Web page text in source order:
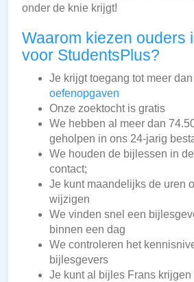
onder de knie krijgt!
Waarom kiezen ouders
voor StudentsPlus?
Je krijgt toegang tot meer dan
oefenopgaven
Onze zoektocht is gratis
We hebben al meer dan
geholpen in ons 24-jarig
We houden de bijlessen in
contact;
Je kunt maandelijks de uren
wijzigen
We vinden snel een
binnen een dag
We controleren het
bijlesgevers
Je kunt al bijles Frans